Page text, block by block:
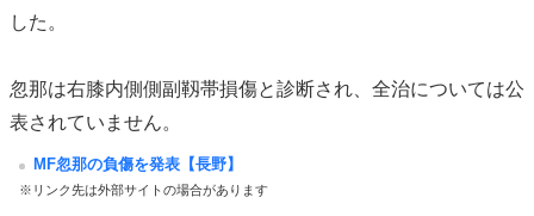
した。
忽那は右膝内側側副靱帯損傷と診断され、全治については公
表されていません。
MF忽那の負傷を発表【長野】
※リンク先は外部サイトの場合があります